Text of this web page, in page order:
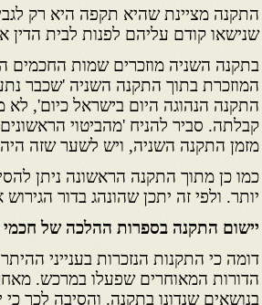
התקנה מציינת שהיא תקפה היא רק
שנישאו קודם עליהם לפנות לבית הדין
בתקנה השניה מוזכרים שמות החכמים
המוזכרת בתוך התקנה השניה 'שכבר
התקנה הנהוגה היום בישראל כיום',
קבלתה. סביר להניח 'מהביטוי
מזמן התקנה השניה, ויש לשער שזה
כמו כן מתוך התקנה הראשונה ניתן
יותר. ולפי זה יתכן שהונהג בדור
יישום התקנה בספרות ההלכה של
דומה כי התקנות הנזכרות בענייני
הדורות המאוחרים שפעלו במרכש.
בנושאים שנדונו בתקנה. והסיבה לכך